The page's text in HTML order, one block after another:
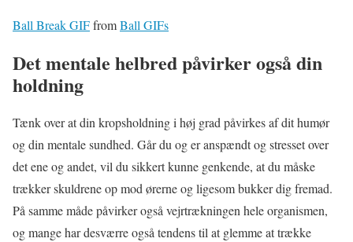
Ball Break GIFfromBall GIFs
Det mentale helbred påvirker også din
holdning
Tænk over at din kropsholdning i høj grad påvirkes af dit humør
og din mentale sundhed. Går du og er anspændt og stresset over
det ene og andet, vil du sikkert kunne genkende, at du måske
trækker skuldrene op mod ørerne og ligesom bukker dig fremad.
På samme måde påvirker også vejrtrækningen hele organismen,
og mange har desværre også tendens til at glemme at trække